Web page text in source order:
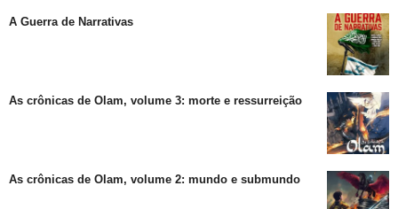
A Guerra de Narrativas
As crônicas de Olam, volume 3: morte e ressurreição
As crônicas de Olam, volume 2: mundo e submundo